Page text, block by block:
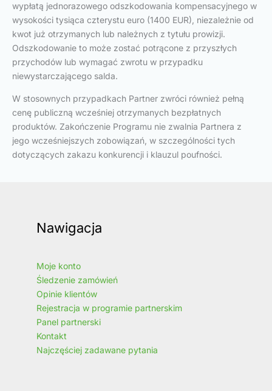
wypłatą jednorazowego odszkodowania kompensacyjnego w
wysokości tysiąca czterystu euro (1400 EUR), niezależnie od
kwot już otrzymanych lub należnych z tytułu prowizji.
Odszkodowanie to może zostać potrącone z przyszłych
przychodów lub wymagać zwrotu w przypadku
niewystarczającego salda.
W stosownych przypadkach Partner zwróci również pełną
cenę publiczną wcześniej otrzymanych bezpłatnych
produktów. Zakończenie Programu nie zwalnia Partnera z
jego wcześniejszych zobowiązań, w szczególności tych
dotyczących zakazu konkurencji i klauzul poufności.
Nawigacja
Moje konto
Śledzenie zamówień
Opinie klientów
Rejestracja w programie partnerskim
Panel partnerski
Kontakt
Najczęściej zadawane pytania